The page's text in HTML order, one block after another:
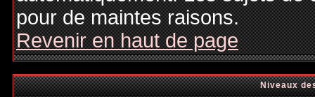
pour de maintes raisons.
Revenir en haut de page
Niveaux